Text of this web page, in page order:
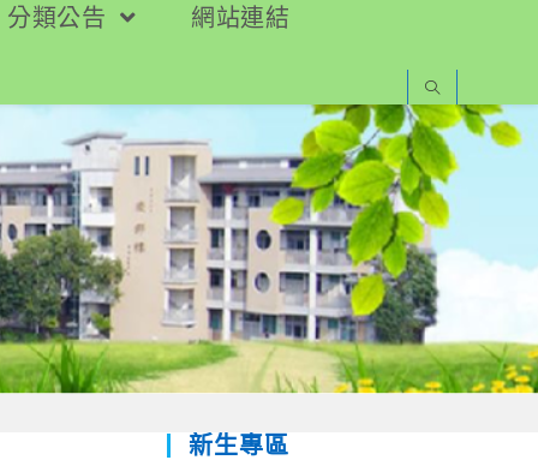
分類公告
網站連結
新生專區